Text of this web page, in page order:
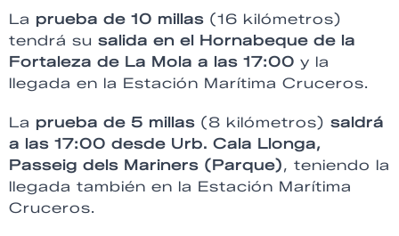
La prueba de 10 millas (16 kilómetros)
tendrá su salida en el Hornabeque de la
Fortaleza de La Mola a las 17:00 y la
llegada en la Estación Marítima Cruceros.
La prueba de 5 millas (8 kilómetros) saldrá
a las 17:00 desde Urb. Cala Llonga,
Passeig dels Mariners (Parque), teniendo la
llegada también en la Estación Marítima
Cruceros.